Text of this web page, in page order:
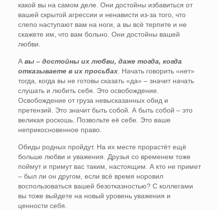
какой вы на самом деле. Они достойны избавиться от
вашей скрытой агрессии и ненависти из-за того, что
слепо наступают вам на ноги, а вы всё терпите и не
скажете им, что вам больно. Они достойны вашей
любви.
А вы – достойны их любви, даже тогда, когда
отказываете в их просьбах. Начать говорить «нет»
тогда, когда вы не готовы сказать «да» – значит начать
слушать и любить себя. Это освобождение.
Освобождение от груза невысказанных обид и
претензий. Это значит быть собой. А быть собой – это
великая роскошь. Позвольте её себе. Это ваше
неприкосновенное право.
Обиды родных пройдут. На их месте прорастёт ещё
больше любви и уважения. Друзья со временем тоже
поймут и примут вас таким, настоящим. А кто не примет
– был ли он другом, если всё время норовил
воспользоваться вашей безотказностью? С коллегами
вы тоже выйдете на новый уровень уважения и
ценности себя.